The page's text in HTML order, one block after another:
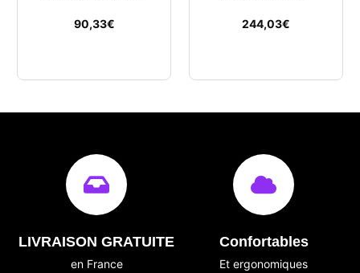
90,33€ 244,03€
LIVRAISON GRATUITE
en France
Confortables
Et ergonomiques